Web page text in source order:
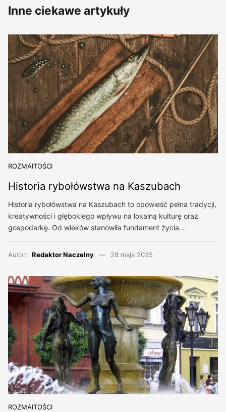
Inne ciekawe artykuły
ROZMAITOŚCI
Historia rybołówstwa na Kaszubach
Historia rybołówstwa na Kaszubach to opowieść pełna tradycji,
kreatywności i głębokiego wpływu na lokalną kulturę oraz
gospodarkę. Od wieków stanowiła fundament życia…
Autor: Redaktor Naczelny 28 maja 2025
ROZMAITOŚCI